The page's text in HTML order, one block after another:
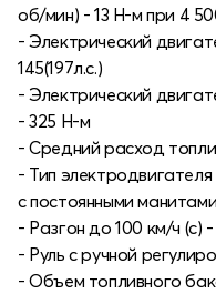
об/мин) - 13 Н-м при 4
- Электрический
145(197л.с.)
- Электрический
- 325 Н-м
- Средний расход
- Тип
с постоянными манитами
- Разгон до 100 км/ч (с) -
- Руль с ручной
- Объем топливного